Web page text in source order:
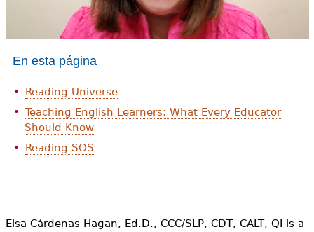
q
uEn esta página
Reading Universe
Teaching English Learners: What Every Educator
Should Know
Reading SOS
Elsa Cárdenas-Hagan, Ed.D., CCC/SLP, CDT, CALT, QI is a